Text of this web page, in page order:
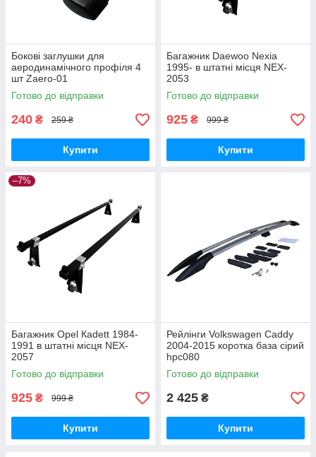
Бокові заглушки для
аеродинамічного профіля 4
шт Zaero-01
Готово до відправки
240 ₴ 259 ₴
Купити
Багажник Daewoo Nexia
1995- в штатні місця NEX-
2053
Готово до відправки
925 ₴ 999 ₴
Купити
–7%
Багажник Opel Каdett 1984-
1991 в штатні місця NEX-
2057
Готово до відправки
925 ₴ 999 ₴
Купити
Рейлінги Volkswagen Caddy
2004-2015 коротка база сірий
hpc080
Готово до відправки
2 425 ₴
Купити